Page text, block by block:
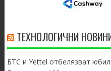
ТЕХНОЛОГИЧНИ
БТС и Yettel отбелязват